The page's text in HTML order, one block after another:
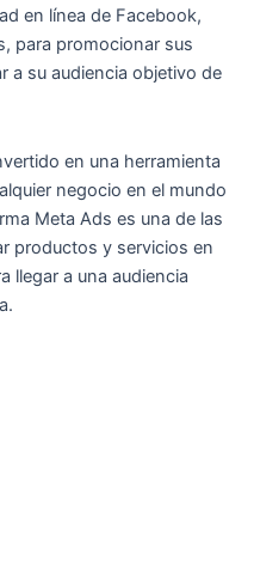
en línea de Facebook,
para promocionar sus
a su audiencia objetivo de
en una herramienta
negocio en el mundo
Meta Ads es una de las
productos y servicios en
llegar a una audiencia